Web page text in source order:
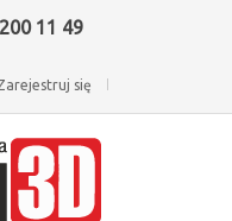
11 49
się